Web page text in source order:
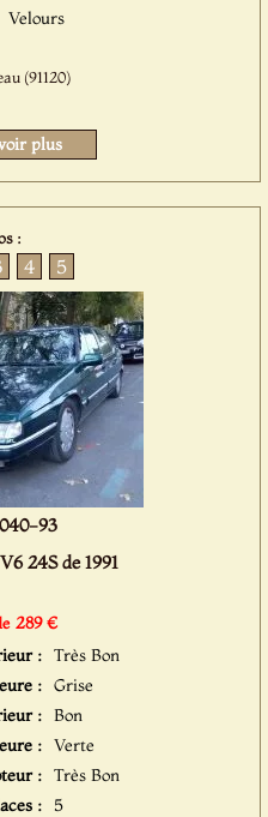
Velours
(91120)
plus
:
4 5
93
24S de 1991
289 €
: Très Bon
: Grise
: Bon
: Verte
: Très Bon
: 5